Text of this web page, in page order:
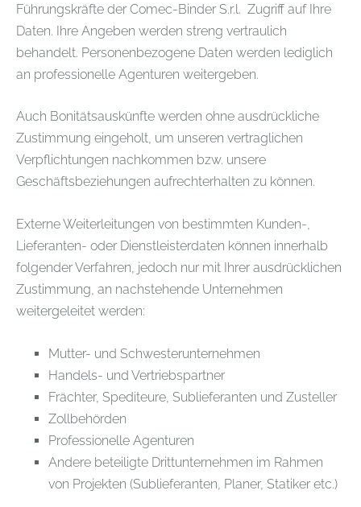
Führungskräfte der Comec-Binder S.r.l. Zugriff auf Ihre
Daten. Ihre Angeben werden streng vertraulich
behandelt. Personenbezogene Daten werden lediglich
an professionelle Agenturen weitergeben.
Auch Bonitätsauskünfte werden ohne ausdrückliche
Zustimmung eingeholt, um unseren vertraglichen
Verpflichtungen nachkommen bzw. unsere
Geschäftsbeziehungen aufrechterhalten zu können.
Externe Weiterleitungen von bestimmten Kunden-,
Lieferanten- oder Dienstleisterdaten können innerhalb
folgender Verfahren, jedoch nur mit Ihrer ausdrücklichen
Zustimmung, an nachstehende Unternehmen
weitergeleitet werden:
Mutter- und Schwesterunternehmen
Handels- und Vertriebspartner
Frächter, Spediteure, Sublieferanten und Zusteller
Zollbehörden
Professionelle Agenturen
Andere beteiligte Drittunternehmen im Rahmen
von Projekten (Sublieferanten, Planer, Statiker etc.)